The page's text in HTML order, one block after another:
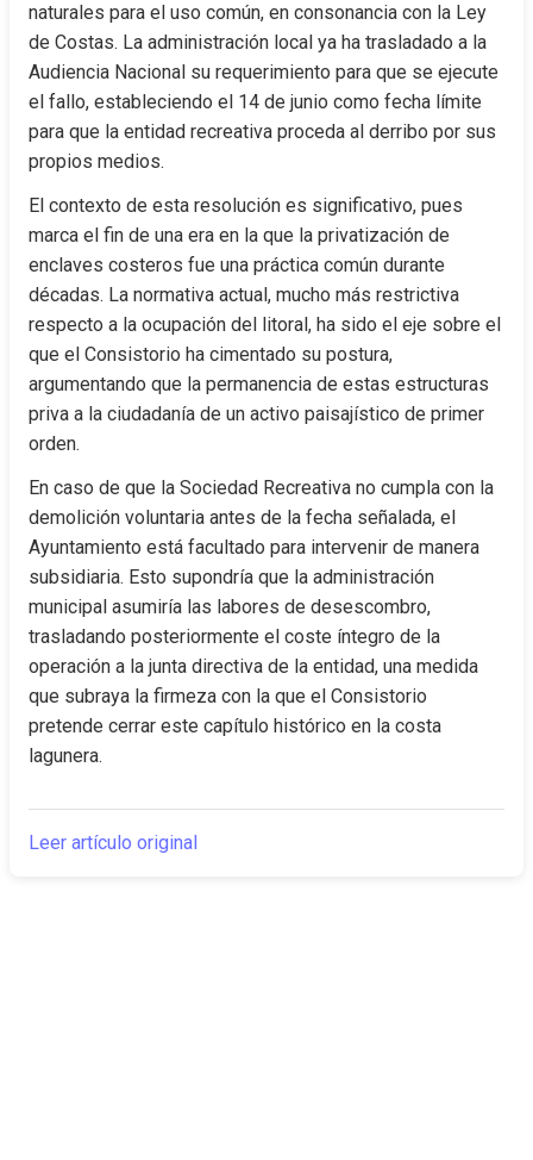
naturales para el uso común, en consonancia con la Ley
de Costas. La administración local ya ha trasladado a la
Audiencia Nacional su requerimiento para que se ejecute
el fallo, estableciendo el 14 de junio como fecha límite
para que la entidad recreativa proceda al derribo por sus
propios medios.
El contexto de esta resolución es significativo, pues
marca el fin de una era en la que la privatización de
enclaves costeros fue una práctica común durante
décadas. La normativa actual, mucho más restrictiva
respecto a la ocupación del litoral, ha sido el eje sobre el
que el Consistorio ha cimentado su postura,
argumentando que la permanencia de estas estructuras
priva a la ciudadanía de un activo paisajístico de primer
orden.
En caso de que la Sociedad Recreativa no cumpla con la
demolición voluntaria antes de la fecha señalada, el
Ayuntamiento está facultado para intervenir de manera
subsidiaria. Esto supondría que la administración
municipal asumiría las labores de desescombro,
trasladando posteriormente el coste íntegro de la
operación a la junta directiva de la entidad, una medida
que subraya la firmeza con la que el Consistorio
pretende cerrar este capítulo histórico en la costa
lagunera.
Leer artículo original